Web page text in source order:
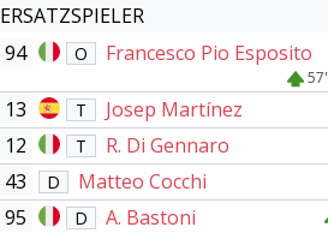
ERSATZSPIELER
94
O Francesco Pio Esposito
57'
13 T
Josep Martínez
12
T
R. Di Gennaro
43
D
Matteo Cocchi
95
D A. Bastoni